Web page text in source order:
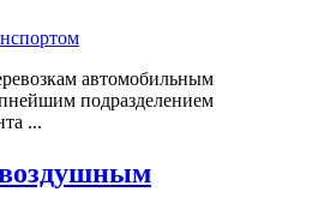
автомобильным
подразделением
...
воздушным